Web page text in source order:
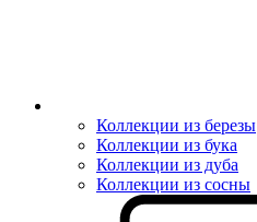
Коллекции из березы
Коллекции из бука
Коллекции из дуба
Коллекции из сосны